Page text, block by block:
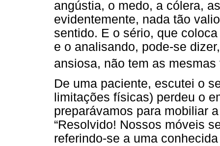
angústia, o medo, a cólera,
evidentemente, nada tão
sentido. E o sério, que
e o analisando, pode-se
ansiosa, não tem as mesmas
De uma paciente, escutei o
limitações físicas) perdeu o
preparávamos para mobiliar
“Resolvido! Nossos móveis
referindo-se a uma